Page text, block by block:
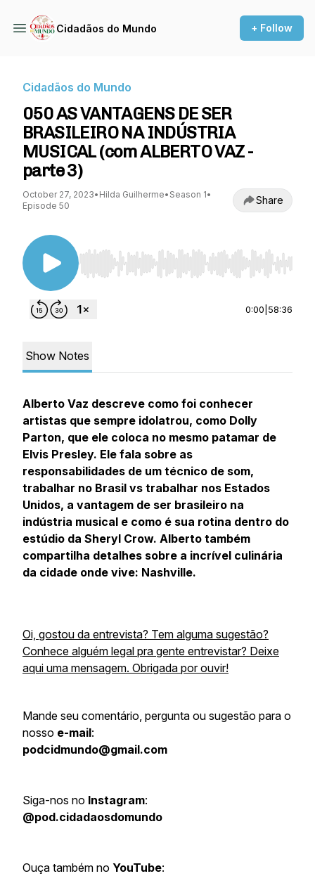
Cidadãos do Mundo + Follow
Cidadãos do Mundo
050 AS VANTAGENS DE SER
BRASILEIRO NA INDÚSTRIA
MUSICAL (com ALBERTO VAZ -
parte 3)
October 27, 2023• Hilda Guilherme• Season 1•
Episode 50
Share
Use Left/Right to seek, Home/End to jump to
0:00 58:36
Show Notes
Alberto Vaz descreve como foi conhecer
artistas que sempre idolatrou, como Dolly
Parton, que ele coloca no mesmo patamar de
Elvis Presley. Ele fala sobre as
responsabilidades de um técnico de som,
trabalhar no Brasil vs trabalhar nos Estados
Unidos, a vantagem de ser brasileiro na
indústria musical e como é sua rotina dentro do
estúdio da Sheryl Crow. Alberto também
compartilha detalhes sobre a incrível culinária
da cidade onde vive: Nashville.
Oi, gostou da entrevista? Tem alguma sugestão?
Conhece alguém legal pra gente entrevistar? Deixe
aqui uma mensagem. Obrigada por ouvir!
Mande seu comentário, pergunta ou sugestão para o
nosso e-mail:
podcidmundo@gmail.com
Siga-nos no Instagram:
@pod.cidadaosdomundo
Ouça também no YouTube: